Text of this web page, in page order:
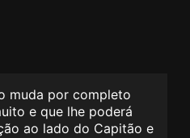
muda por completo
e que lhe poderá
ao lado do Capitão e